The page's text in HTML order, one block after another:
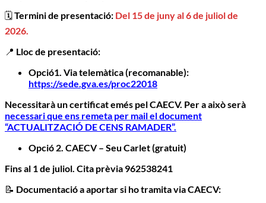
🗓️Termini de presentació: Del 15 de juny al 6 de juliol de
2026.
📍 Lloc de presentació:
Opció1. Via telemàtica (recomanable):
https://sede.gva.es/proc22018
Necessitarà un certificat emés pel CAECV. Per a això serà
necessari que ens remeta per mail el document
“ACTUALITZACIÓ DE CENS RAMADER”.
Opció 2. CAECV – Seu Carlet (gratuit)
Fins al 1 de juliol. Cita prèvia 962538241
📝 Documentació a aportar si ho tramita via CAECV: